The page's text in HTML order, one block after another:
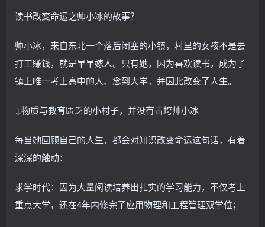
读书改变命运之帅小冰的故事？
帅小冰，来自东北一个落后闭塞的小镇，村里的女孩不是去
打工賺钱，就是早早嫁人。只有她，因为喜欢读书，成为了
镇上唯一考上高中的人、念到大学，并因此改变了人生。
↓物质与教育匮乏的小村子，并没有击垮帅小冰
每当她回顾自己的人生，都会对知识改变命运这句话，有着
深深的触动：
求学时代：因为大量阅读培养出扎实的学习能力，不仅考上
重点大学，还在4年内修完了应用物理和工程管理双学位；